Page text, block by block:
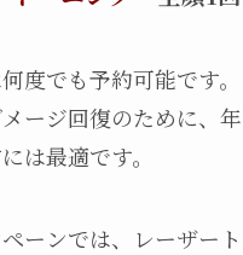
度でも予約可能です。
ージ回復のために、
は最適です。
ーンでは、レーザー